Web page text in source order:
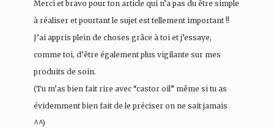
Merci et bravo pour ton article qui n’a pas du être simple
à réaliser et pourtant le sujet est tellement important !!
J’ai appris plein de choses grâce à toi et j’essaye,
comme toi, d’être également plus vigilante sur mes
produits de soin.
(Tu m’as bien fait rire avec “castor oil” même si tu as
évidemment bien fait de le préciser on ne sait jamais
^^)